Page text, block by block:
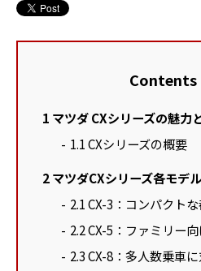
Contents
1 マツダ CXシリーズの魅力
1.1CXシリーズの概要
2マツダCXシリーズ各モデ
2.1CX-3：コンパクト
2.2CX-5：ファミリー
2.3CX-8：多人数乗車